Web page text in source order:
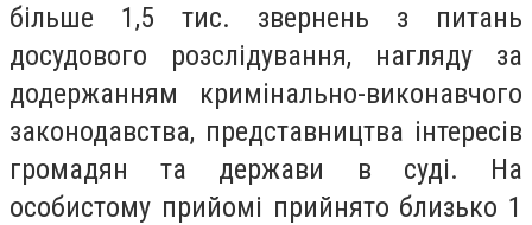
більше 1,5 тис. звернень з питань
досудового розслідування, нагляду за
додержанням кримінально-виконавчого
законодавства, представництва інтересів
громадян та держави в суді. На
особистому прийомі прийнято близько 1